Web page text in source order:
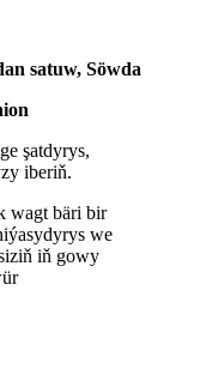
satuw, Söwda
şatdyrys,
iberiň.
wagt bäri bir
we
iň gowy